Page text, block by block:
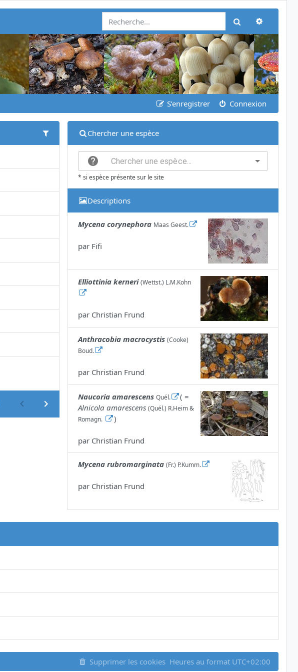
Rechercher
S’enregistrer Connexion
Chercher une espèce
* si espèce présente sur le site
Descriptions
Mycena corynephora Maas Geest.
par Fifi
Elliottinia kerneri (Wettst.) L.M.Kohn
par Christian Frund
Anthracobia macrocystis (Cooke)
Boud.
par Christian Frund
Naucoria amarescens Quél.
( =
Alnicola amarescens (Quél.) R.Heim &
Romagn.
)
par Christian Frund
Mycena rubromarginata (Fr.) P.Kumm.
par Christian Frund
Supprimer les cookies Heures au format UTC+02:00